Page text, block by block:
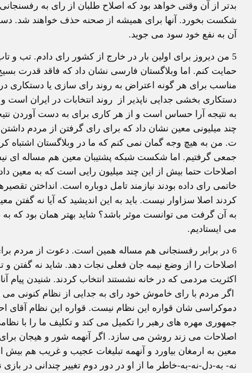
بدتر از آن وقتی خواهد بود که اصلاح طلبان از رای به
شکست بخورد. آنها برای هميشه از صحنه حذف خواهند شد.
آن به نفع خود سود می جويد.
5 من ديروز برای اولين بار در خارج از کشور رای دادم. تب و
حمايت کنم. اما وبلاگستان فارسی نشان داد که فاقد قدرت
مناسب برای هر گونه اعتراض به روند رای سازی يا
دستکاری بخشی جدايی ناپذير از
روند انتخابات در ايران
به نتيجه آرا حساس است و از هر کاری برای به دست آوردن
چند ميليونی معين نشان داد که برای رای گرفتن از مردم
ت. من به هيچ وجه گمان نمی کنم که ما در وبلاگستان اشتباه
جمعی گرفتيم. اما شکست شبکه پشتيبان معين هم مساله ای
اصلاحات حتما بيش از اين چند ميليون رايی است که به معين
خاتمی رای داده بودند نيازمند تامل دوباره است. انداختن
کردند اصلا سزاوار نيست. بايد به اين انديشيد که آيا نه
به آن گرفت می توانست موثر باشد؟ شايد بهتر همان بود که
می ايستاديم.
6 در برابر رفسنجانی هم مساله همين است. دعوت از مردم
اصلاحات را از وضع نيمه جان فعلی نجات دهد. شايد نه گفتن و
اکثريت مردمی که در خانه نشستند انتخاب کردند. شنيدن پيام
اگر مردم با رای خاموش خود رای به جدايی از نظام کنونی
دموکراسی شان قواره اين نظام نيست. قواره اين نظام آقای
جمهوری مهره های رهبر را تکميل می کند و تکليف ما را با
اصلاحات می زند روشن می سازد. اگر آنهمه شور و هيجان
نه- به-دل-نه-به-خاطر ما از او در دور دوم تغيير چندانی در